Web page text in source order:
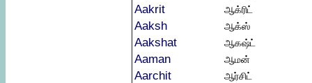
Aakrit
ஆக்ரிட்
Aaksh ஆக்ஸ்
Aakshat ஆகஷ்ட்
Aaman ஆமன்
Aarchit ஆர்சிட்